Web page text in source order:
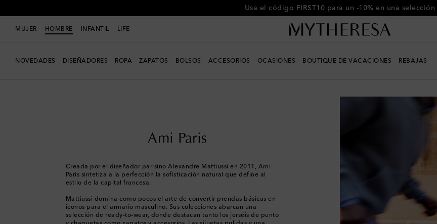
-10% en tu primer pedido en compras superiores a €500
MUJER HOMBRE INFANTIL LIFE
NOVEDADES DISEÑADORES ROPA ZAPATOS BOLSOS ACCESORIOS OCASIONES BOUTIQUE DE VACACIONES REBAJAS
Ami Paris
Creada por el diseñador parisino Alexandre Mattiussi en 2011, Ami
Paris sintetiza a la perfección la sofisticación natural que define al
estilo de la capital francesa.
Mattiussi domina como pocos el arte de convertir prendas básicas en
iconos para el armario masculino. Sus colecciones abarcan una
selección de ready-to-wear, donde destacan tanto los jerséis de punto